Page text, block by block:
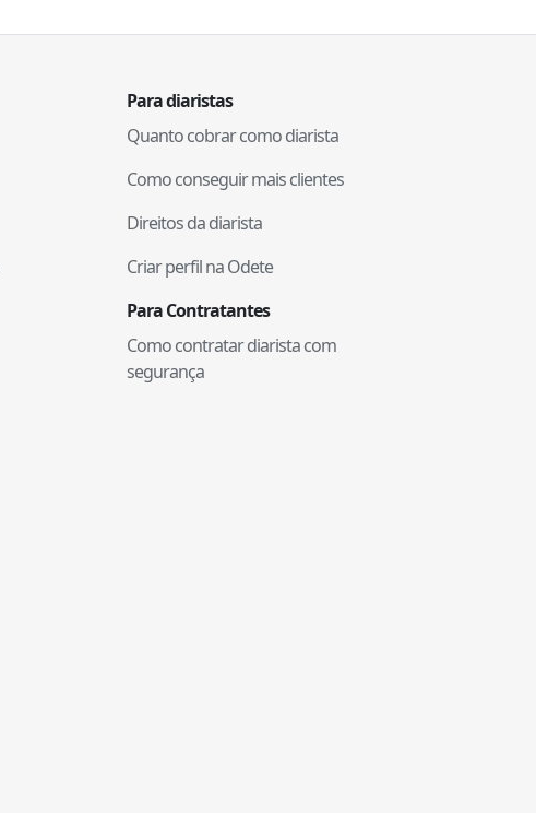
Para diaristas
Quanto cobrar como diarista
Como conseguir mais clientes
Direitos da diarista
Criar perfil na Odete
Para Contratantes
Como contratar diarista com
segurança